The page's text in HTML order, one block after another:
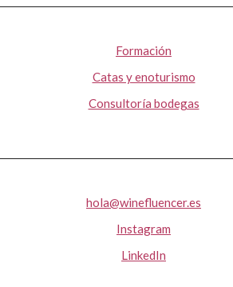
Formación
Catas y enoturismo
Consultoría bodegas
hola@winefluencer.es
Instagram
LinkedIn